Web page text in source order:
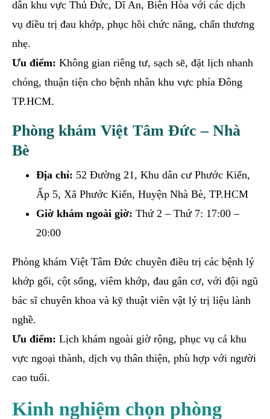
dân khu vực Thủ Đức, Dĩ An, Biên Hòa với các dịch
vụ điều trị đau khớp, phục hồi chức năng, chấn thương
nhẹ.
Ưu điểm: Không gian riêng tư, sạch sẽ, đặt lịch nhanh
chóng, thuận tiện cho bệnh nhân khu vực phía Đông
TP.HCM.
Phòng khám Việt Tâm Đức – Nhà
Bè
Địa chỉ: 52 Đường 21, Khu dân cư Phước Kiển,
Ấp 5, Xã Phước Kiển, Huyện Nhà Bè, TP.HCM
Giờ khám ngoài giờ: Thứ 2 – Thứ 7: 17:00 –
20:00
Phòng khám Việt Tâm Đức chuyên điều trị các bệnh lý
khớp gối, cột sống, viêm khớp, đau gân cơ, với đội ngũ
bác sĩ chuyên khoa và kỹ thuật viên vật lý trị liệu lành
nghề.
Ưu điểm: Lịch khám ngoài giờ rộng, phục vụ cả khu
vực ngoại thành, dịch vụ thân thiện, phù hợp với người
cao tuổi.
Kinh nghiệm chọn phòng